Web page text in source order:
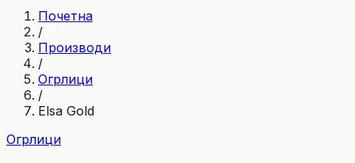
Почетна
/
Производи
/
Огрлици
/
Elsa Gold
Огрлици